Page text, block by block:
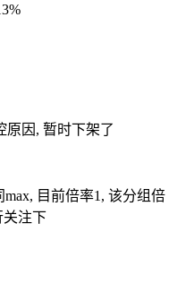
原因, 暂时下架了
max, 目前倍率1, 该分组倍
关注下